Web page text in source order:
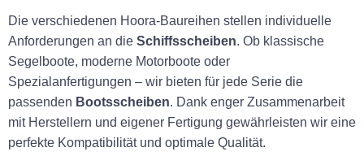
Die verschiedenen Hoora-Baureihen stellen individuelle
Anforderungen an die Schiffsscheiben. Ob klassische
Segelboote, moderne Motorboote oder
Spezialanfertigungen – wir bieten für jede Serie die
passenden Bootsscheiben. Dank enger Zusammenarbeit
mit Herstellern und eigener Fertigung gewährleisten wir eine
perfekte Kompatibilität und optimale Qualität.